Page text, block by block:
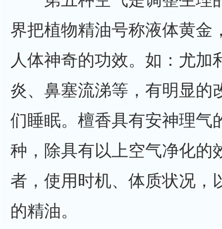
界把植物精油号称液体黄金
人体神奇的功效。如：尤加
炎、鼻塞流涕等，有明显的
们睡眠。檀香具有安神理气
种，除具有以上空气净化的
者，使用时机、体质状况，
的精油。